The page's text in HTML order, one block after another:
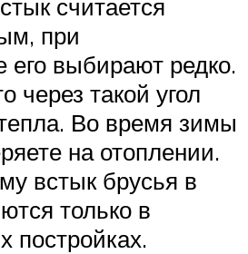
считается
при
его выбирают редко.
через такой угол
Во время зимы
на отоплении.
встык брусья в
только в
постройках.